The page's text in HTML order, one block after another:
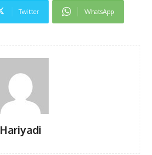
Twitter WhatsApp
Hariyadi